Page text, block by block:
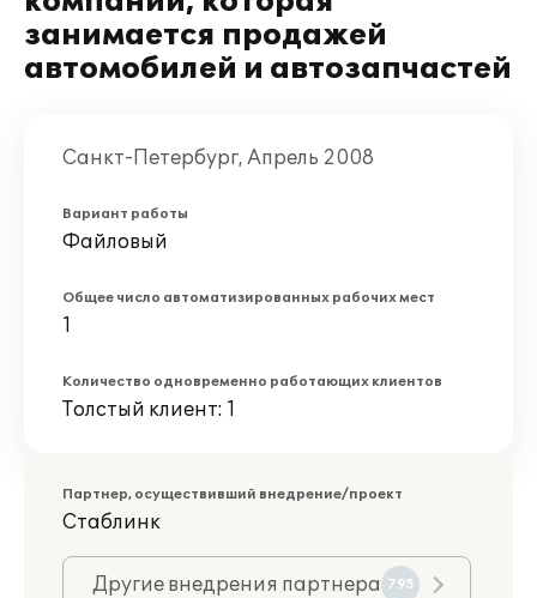
занимается продажей
автомобилей и автозапчастей
Санкт-Петербург, Апрель 2008
Вариант работы
Файловый
Общее число автоматизированных рабочих мест
1
Количество одновременно работающих клиентов
Толстый клиент: 1
Партнер, осуществивший внедрение/проект
Стаблинк
Другие внедрения партнера 795